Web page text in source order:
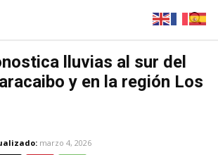
lluvias al sur del
y en la región Los
marzo 4, 2026